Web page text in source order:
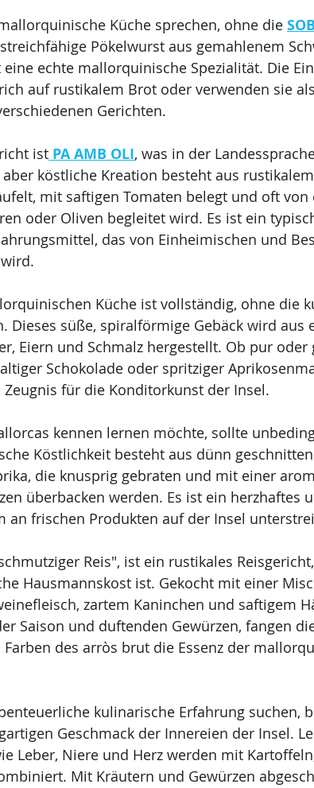
Küche sprechen, ohne die
Pökelwurst aus gemahlenem
echte mallorquinische Spezialität. Die
auf rustikalem Brot oder verwenden sie als
Gerichten.
ist PA AMB OLI, was in der
köstliche Kreation besteht aus
mit saftigen Tomaten belegt und oft von
oder Oliven begleitet wird. Es ist ein
das von Einheimischen und
Küche ist vollständig, ohne die
Dieses süße, spiralförmige Gebäck wird aus
Eiern und Schmalz hergestellt. Ob pur
Schokolade oder spritziger
für die Konditorkunst der Insel.
kennen lernen möchte, sollte
Köstlichkeit besteht aus dünn
die knusprig gebraten und mit einer
überbacken werden. Es ist ein herzhaftes
an frischen Produkten auf der Insel
Reis", ist ein rustikales
Hausmannskost ist. Gekocht mit einer
zartem Kaninchen und saftigem
Saison und duftenden Gewürzen, fangen
des arròs brut die Essenz der
kulinarische Erfahrung suchen,
Geschmack der Innereien der Insel.
Leber, Niere und Herz werden mit
Mit Kräutern und Gewürzen